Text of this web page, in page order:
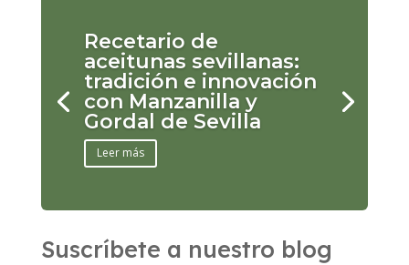
Recetario de
aceitunas sevillanas:
tradición e innovación
con Manzanilla y
Gordal de Sevilla
Leer más
Suscríbete a nuestro blog